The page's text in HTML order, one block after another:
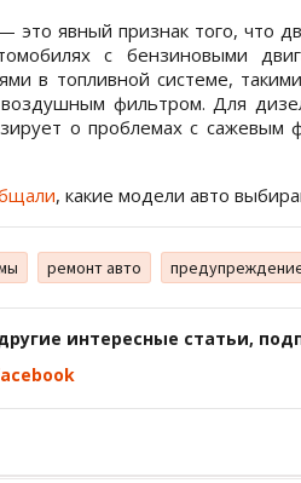
явный признак того, что
с бензиновыми
в топливной системе,
фильтром. Для
о проблемах с сажевым
, какие модели авто
ремонт авто
интересные статьи,